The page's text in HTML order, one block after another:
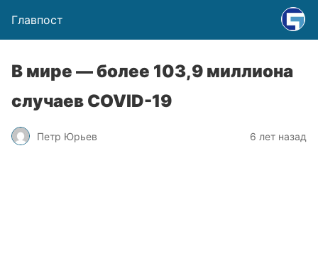
Главпост
В мире — более 103,9 миллиона
случаев COVID-19
Петр Юрьев 6 лет назад